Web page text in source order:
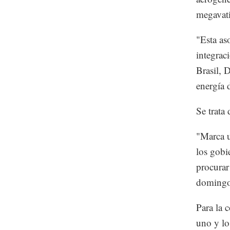
"Esta
Brasil,
energía
Se trata
"Marca
los
Para la
uno y